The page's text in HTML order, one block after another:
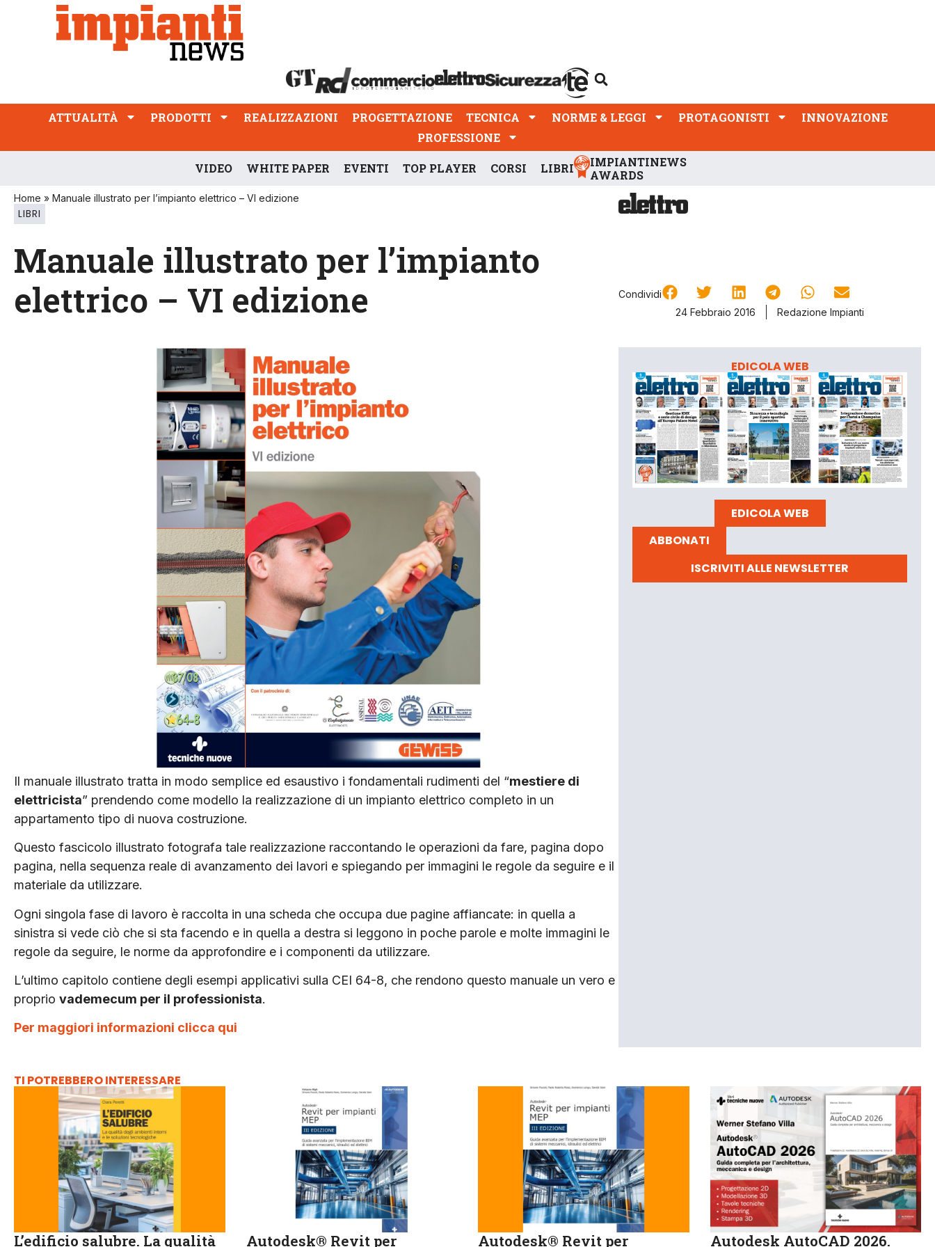
ATTUALITÀ PRODOTTI REALIZZAZIONI
PROFESSIONE
ATTUALITÀ PRODOTTI REALIZZAZIONI PROGETTAZIONE TECNICA NORME & LEGGI PROTAGONISTI
INNOVAZIONE
PROFESSIONE
VIDEO WHITE PAPER EVENTI TOP PLAYER CORSI LIBRI
IMPIANTINEWS
AWARDS
Home » Manuale illustrato per l’impianto elettrico – VI edizione
LIBRI
Manuale illustrato per l’impianto
elettrico – VI edizione
Condividi
24 Febbraio 2016
Redazione Impianti
Il manuale illustrato tratta in modo semplice ed esaustivo i fondamentali rudimenti del “mestiere di
elettricista” prendendo come modello la realizzazione di un impianto elettrico completo in un
appartamento tipo di nuova costruzione.
Questo fascicolo illustrato fotografa tale realizzazione raccontando le operazioni da fare, pagina dopo
pagina, nella sequenza reale di avanzamento dei lavori e spiegando per immagini le regole da seguire e il
materiale da utilizzare.
Ogni singola fase di lavoro è raccolta in una scheda che occupa due pagine affiancate: in quella a
sinistra si vede ciò che si sta facendo e in quella a destra si leggono in poche parole e molte immagini le
regole da seguire, le norme da approfondire e i componenti da utilizzare.
L’ultimo capitolo contiene degli esempi applicativi sulla CEI 64-8, che rendono questo manuale un vero e
proprio vademecum per il professionista.
Per maggiori informazioni clicca qui
EDICOLA WEB
EDICOLA WEB
ABBONATI
ISCRIVITI ALLE NEWSLETTER
TI POTREBBERO INTERESSARE
L’edificio salubre. La qualità Autodesk® Revit per Autodesk® Revit per Autodesk AutoCAD 2026.